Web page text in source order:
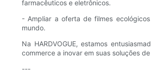
farmacêuticos e eletrônicos.
- Ampliar a oferta de filmes
mundo.
Na HARDVOGUE, estamos
commerce a inovar em suas soluções
---